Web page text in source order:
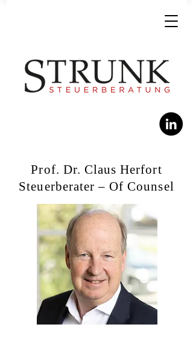
Prof. Dr. Claus Herfort
Steuerberater – Of Counsel